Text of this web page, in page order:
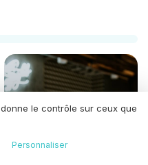
le contrôle sur ceux que
Personnaliser